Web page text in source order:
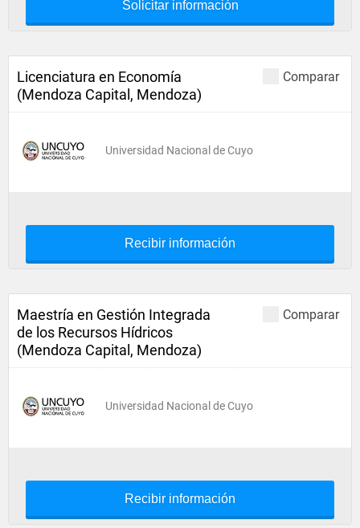
Solicitar información
Comparar
Licenciatura en Economía
(Mendoza Capital, Mendoza)
Universidad Nacional de Cuyo
Recibir información
Comparar
Maestría en Gestión Integrada
de los Recursos Hídricos
(Mendoza Capital, Mendoza)
Universidad Nacional de Cuyo
Recibir información